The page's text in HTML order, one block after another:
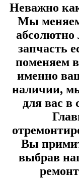
Неважно
Мы меняем
запчасть
поменяем
именно
наличии,
для вас в
Вы
выбрав